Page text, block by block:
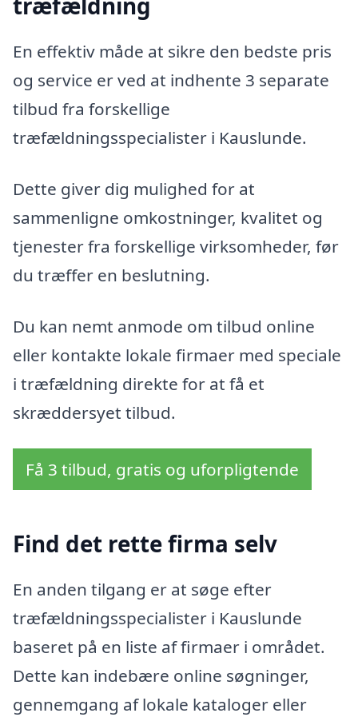
En effektiv måde at sikre den bedste pris
og service er ved at indhente 3 separate
tilbud fra forskellige
træfældningsspecialister i Kauslunde.
Dette giver dig mulighed for at
sammenligne omkostninger, kvalitet og
tjenester fra forskellige virksomheder, før
du træffer en beslutning.
Du kan nemt anmode om tilbud online
eller kontakte lokale firmaer med speciale
i træfældning direkte for at få et
skræddersyet tilbud.
Få 3 tilbud, gratis og uforpligtende
Find det rette firma selv
En anden tilgang er at søge efter
træfældningsspecialister i Kauslunde
baseret på en liste af firmaer i området.
Dette kan indebære online søgninger,
gennemgang af lokale kataloger eller